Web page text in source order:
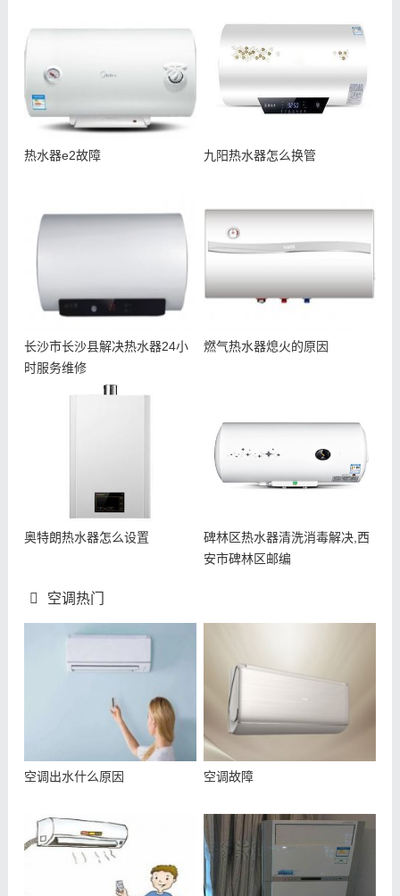
热水器e2故障 九阳热水器怎么换管
长沙市长沙县解决热水器24小
时服务维修
燃气热水器熄火的原因
奥特朗热水器怎么设置
碑林区热水器清洗消毒解决,西
安市碑林区邮编
空调热门
空调出水什么原因 空调故障